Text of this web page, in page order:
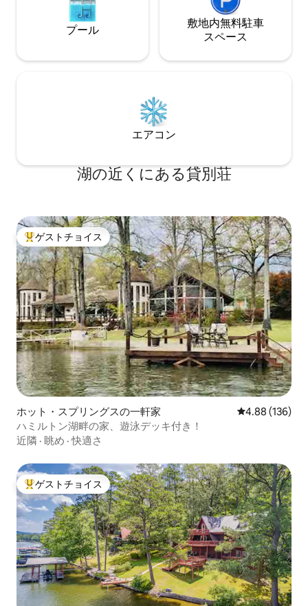
プール
敷地内無料駐⁠車
ス⁠ペ⁠ー⁠ス
エアコン
湖の近くにある貸別荘
大好評のゲストチョイスです。
ゲストチョイス
ホット・スプリングスの一軒家 レビュー136
4.88 (136)
ハミルトン湖畔の家、遊泳デッキ付き！
近隣 · 眺め ·快適さ
大好評のゲストチョイスです。
ゲストチョイス